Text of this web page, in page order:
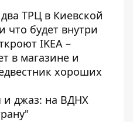
ТРЦ в Киевской
что будет внутри
IKEA –
в магазине и
хороших
и джаз: на ВДНХ